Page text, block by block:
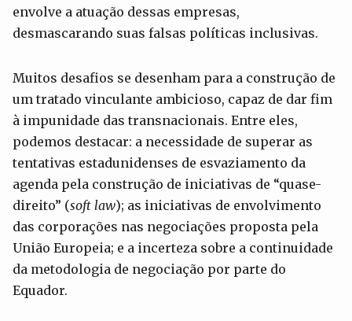
envolve a atuação dessas empresas,
desmascarando suas falsas políticas inclusivas.
Muitos desafios se desenham para a construção de
um tratado vinculante ambicioso, capaz de dar fim
à impunidade das transnacionais. Entre eles,
podemos destacar: a necessidade de superar as
tentativas estadunidenses de esvaziamento da
agenda pela construção de iniciativas de “quase-
direito” (soft law); as iniciativas de envolvimento
das corporações nas negociações proposta pela
União Europeia; e a incerteza sobre a continuidade
da metodologia de negociação por parte do
Equador.